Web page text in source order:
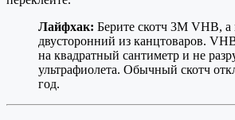
Лайфхак: Берите скотч 3М VHB,
двусторонний из канцтоваров.
на квадратный сантиметр и не
ультрафиолета. Обычный скотч
год.